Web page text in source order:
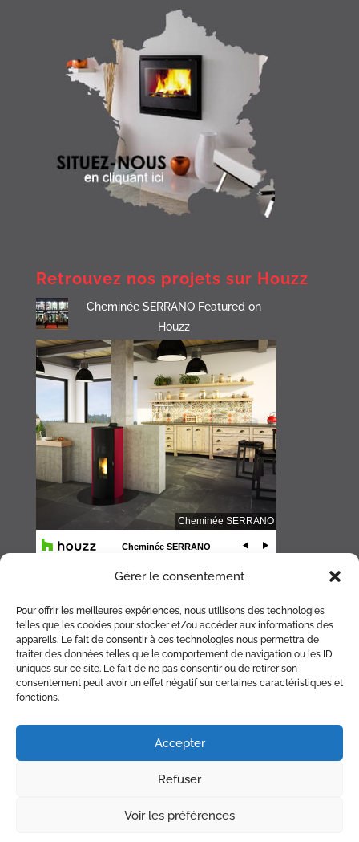
Gérer le consentement
Pour offrir les meilleures expériences, nous utilisons des technologies
telles que les cookies pour stocker et/ou accéder aux informations des
appareils. Le fait de consentir à ces technologies nous permettra de
traiter des données telles que le comportement de navigation ou les ID
uniques sur ce site. Le fait de ne pas consentir ou de retirer son
consentement peut avoir un effet négatif sur certaines caractéristiques et
fonctions.
Accepter
Refuser
Voir les préférences
Retrouvez nos projets sur Houzz
Cheminée SERRANO Featured on
Houzz
ACCESSOIRES
RÉALISATIONS
PARTENAIRES
PLAN
RDV RAMONAGE